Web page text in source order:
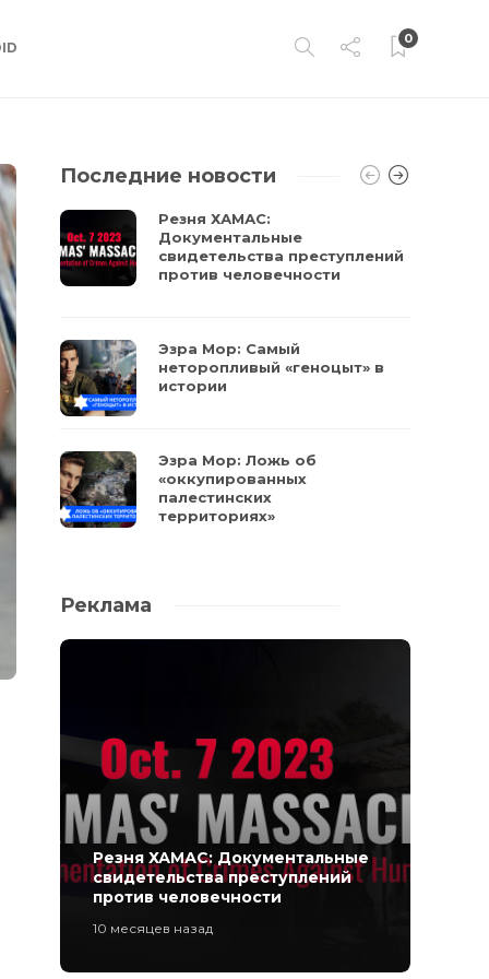
0
Последние новости
Резня ХАМАС:
Документальные
свидетельства преступлений
против человечности
Эзра Мор: Самый
неторопливый «геноцыт» в
истории
Эзра Мор: Ложь об
«оккупированных
палестинских
территориях»
Реклама
Резня ХАМАС: Документальные
свидетельства преступлений
против человечности
10 месяцев назад